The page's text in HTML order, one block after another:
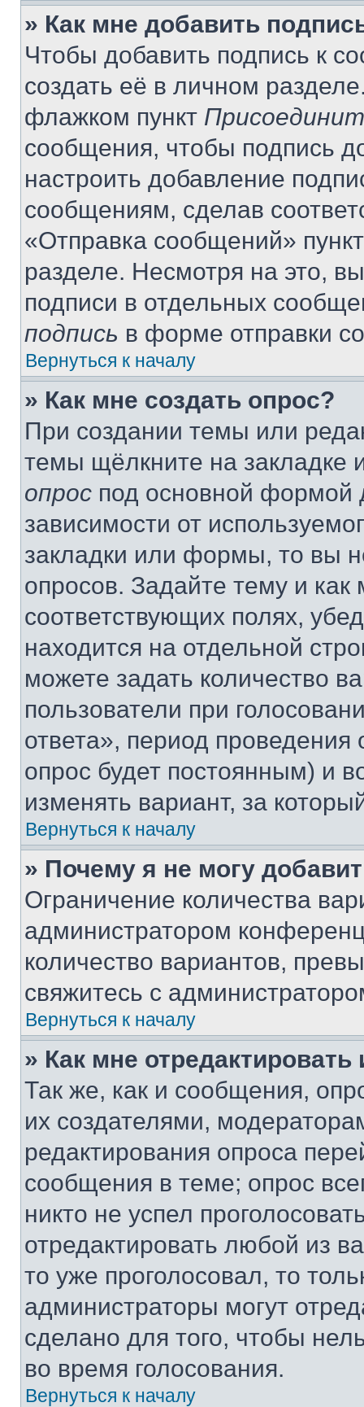
» Как мне добавить
Чтобы добавить подпись к
создать её в личном
флажком пункт
сообщения, чтобы подпись
настроить добавление
сообщениям, сделав
«Отправка сообщений»
разделе. Несмотря на это,
подписи в отдельных
подпись в форме отправки
Вернуться к началу
» Как мне создать опрос?
При создании темы или
темы щёлкните на
опрос под основной формой
зависимости от
закладки или формы, то вы
опросов. Задайте тему и
соответствующих полях,
находится на отдельной
можете задать количество
пользователи при
ответа», период проведения
опрос будет постоянным) и
изменять вариант, за
Вернуться к началу
» Почему я не могу
Ограничение количества
администратором
количество вариантов,
свяжитесь с
Вернуться к началу
» Как мне
Так же, как и сообщения,
их создателями,
редактирования опроса
сообщения в теме; опрос
никто не успел
отредактировать любой из
то уже проголосовал, то
администраторы могут
сделано для того, чтобы
во время голосования.
Вернуться к началу